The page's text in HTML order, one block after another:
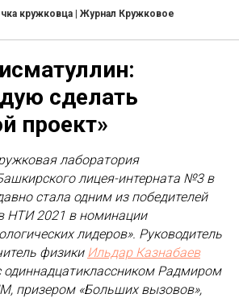
кружковца | Журнал Кружковое
сделать
проект»
лаборатория
лицея-интерната №3 в
стала одним из победителей
НТИ 2021 в номинации
лидеров». Руководитель
физики Ильдар Казнабаев
одиннадцатиклассником Радмиром
«Больших вызовов»,